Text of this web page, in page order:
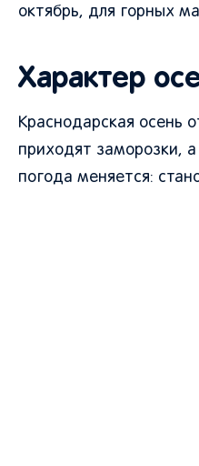
октябрь, для горных
Характер
Краснодарская осень
приходят заморозки,
погода меняется: